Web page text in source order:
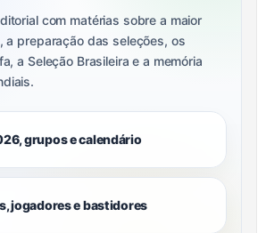
com matérias sobre a maior
a preparação das seleções, os
a Seleção Brasileira e a memória
grupos e calendário
jogadores e bastidores